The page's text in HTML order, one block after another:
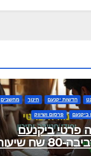
חדשות יקנעם חינוך מחשבים
ביקנעם פרסום ושיווק
פרטי ביקנעם
80 שח שיעור